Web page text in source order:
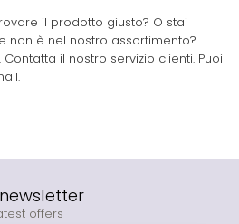
il prodotto giusto? O stai
non è nel nostro assortimento?
il nostro servizio clienti. Puoi
offers